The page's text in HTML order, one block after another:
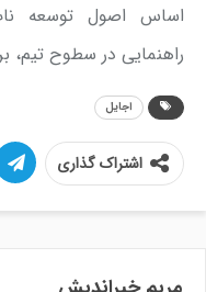
اساس اصول توسعه
راهنمایی در سطوح تیم،
اجایل
اشتراک گذاری